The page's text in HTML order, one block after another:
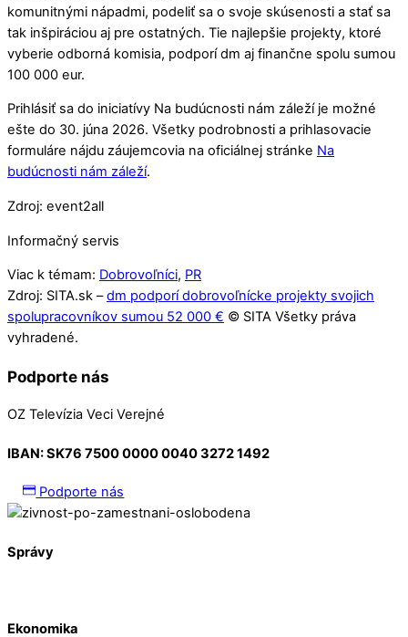
komunitnými nápadmi, podeliť sa o svoje skúsenosti a stať sa
tak inšpiráciou aj pre ostatných. Tie najlepšie projekty, ktoré
vyberie odborná komisia, podporí dm aj finančne spolu sumou
100 000 eur.
Prihlásiť sa do iniciatívy Na budúcnosti nám záleží je možné
ešte do 30. júna 2026. Všetky podrobnosti a prihlasovacie
formuláre nájdu záujemcovia na oficiálnej stránke Na
budúcnosti nám záleží.
Zdroj: event2all
Informačný servis
Viac k témam: Dobrovoľníci, PR
Zdroj: SITA.sk –dm podporí dobrovoľnícke projekty svojich
spolupracovníkov sumou 52 000 € © SITA Všetky práva
vyhradené.
Podporte nás
OZ Televízia Veci Verejné
IBAN:SK76 7500 0000 0040 3272 1492
Podporte nás
Správy
Ekonomika